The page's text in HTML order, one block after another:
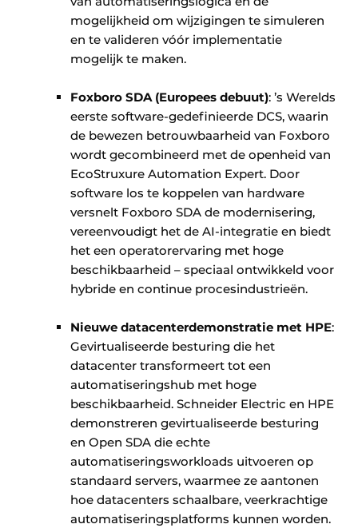
mogelijkheid om wijzigingen te simuleren
en te valideren vóór implementatie
mogelijk te maken. ​
Foxboro SDA (Europees debuut): ’s Werelds
eerste software-gedefinieerde DCS, waarin
de bewezen betrouwbaarheid van Foxboro
wordt gecombineerd met de openheid van
EcoStruxure Automation Expert. Door
software los te koppelen van hardware
versnelt Foxboro SDA de modernisering,
vereenvoudigt het de AI-integratie en biedt
het een operatorervaring met hoge
beschikbaarheid – speciaal ontwikkeld voor
hybride en continue procesindustrieën. ​
Nieuwe datacenterdemonstratie met HPE:
Gevirtualiseerde besturing die het
datacenter transformeert tot een
automatiseringshub met hoge
beschikbaarheid. Schneider Electric en HPE
demonstreren gevirtualiseerde besturing
en Open SDA die echte
automatiseringsworkloads uitvoeren op
standaard servers, waarmee ze aantonen
hoe datacenters schaalbare, veerkrachtige
automatiseringsplatforms kunnen worden.